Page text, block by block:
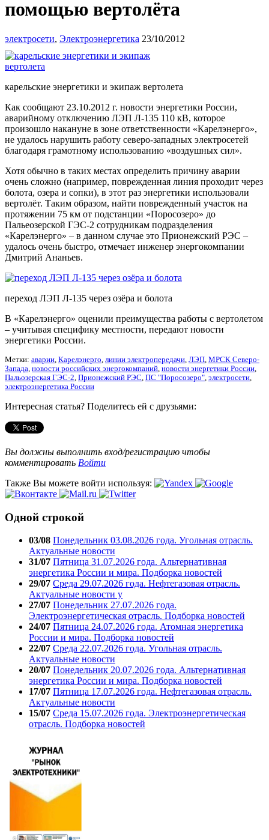
помощью вертолёта
электросети, Электроэнергетика 23/10/2012
карельские энергетики и экипаж вертолета
Как сообщают 23.10.2012 г. новости энергетики России,
аварийному отключению ЛЭП Л-135 110 кВ, которое
произошло накануне в зоне ответственности «Карелэнерго»,
не удалось нарушить работу северо-западных электросетей
благодаря грамотному использованию «воздушных сил».
Хотя обычно в таких местах определить причину аварии
очень сложно (например, поврежденная линия проходит через
болота, озера и сопки), в этот раз энергетики использовали
вертолёт. Таким образом, найти поврежденный участок на
протяжении 75 км от подстанции «Поросозеро» до
Пальеозерской ГЭС-2 сотрудникам подразделения
«Карелэнерго» – в данном случае это Прионежский РЭС –
удалось очень быстро, отмечает инженер энергокомпании
Дмитрий Ананьев.
переход ЛЭП Л-135 через озёра и болота
В «Карелэнерго» оценили преимущества работы с вертолетом
– учитывая специфику местности, передают новости
энергетики России.
Метки: аварии, Карелэнерго, линии электропередачи, ЛЭП, МРСК Северо-
Запада, новости российских энергокомпаний, новости энергетики России,
Пальозерская ГЭС-2, Прионежский РЭС, ПС "Поросозеро", электросети,
электроэнергетика России
Интересная статья? Поделитесь ей с друзьями:
Вы должны выполнить вход/регистрацию чтобы
комментировать Войти
Также Вы можете войти используя:
Одной строкой
03/08 Понедельник 03.08.2026 года. Угольная отрасль.
Актуальные новости
31/07 Пятница 31.07.2026 года. Альтернативная
энергетика России и мира. Подборка новостей
29/07 Среда 29.07.2026 года. Нефтегазовая отрасль.
Актуальные новости у
27/07 Понедельник 27.07.2026 года.
Электроэнергетическая отрасль. Подборка новостей
24/07 Пятница 24.07.2026 года. Атомная энергетика
России и мира. Подборка новостей
22/07 Среда 22.07.2026 года. Угольная отрасль.
Актуальные новости
20/07 Понедельник 20.07.2026 года. Альтернативная
энергетика России и мира. Подборка новостей
17/07 Пятница 17.07.2026 года. Нефтегазовая отрасль.
Актуальные новости
15/07 Среда 15.07.2026 года. Электроэнергетическая
отрасль. Подборка новостей